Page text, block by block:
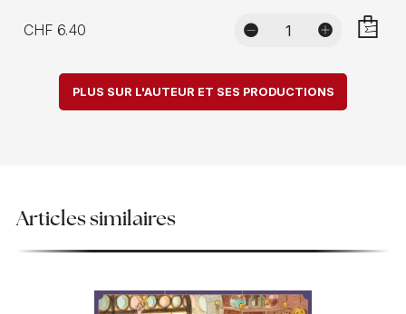
CHF 6.40
PLUS SUR L'AUTEUR ET SES PRODUCTIONS
Articles similaires